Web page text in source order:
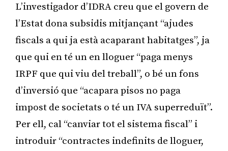
L’investigador d’IDRA creu que el govern de
l’Estat dona subsidis mitjançant “ajudes
fiscals a qui ja està acaparant habitatges”, ja
que qui en té un en lloguer “paga menys
IRPF que qui viu del treball”, o bé un fons
d’inversió que “acapara pisos no paga
impost de societats o té un IVA superreduït”.
Per ell, cal “canviar tot el sistema fiscal” i
introduir “contractes indefinits de lloguer,